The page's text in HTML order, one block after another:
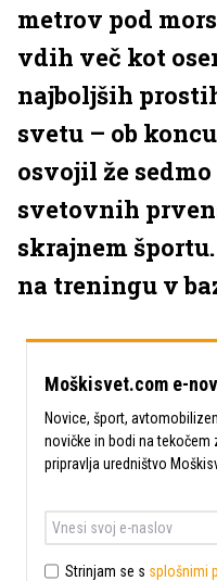
metrov pod
vdih več kot
najboljših
svetu – ob
osvojil že
svetovnih
skrajnem
na treningu v
Moškisvet.com e-
Novice, šport,
novičke in bodi na
pripravlja uredništvo
Strinjam se s splošnimi